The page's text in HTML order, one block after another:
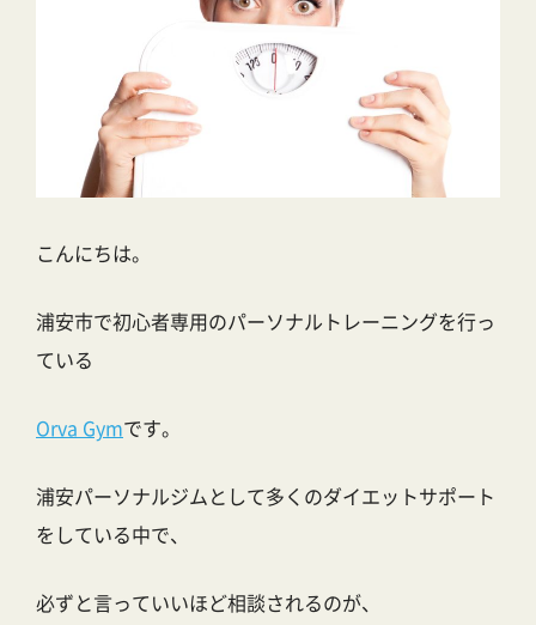
こんにちは。
浦安市で初心者専用のパーソナルトレーニングを行っ
ている
Orva Gymです。
浦安パーソナルジムとして多くのダイエットサポート
をしている中で、
必ずと言っていいほど相談されるのが、